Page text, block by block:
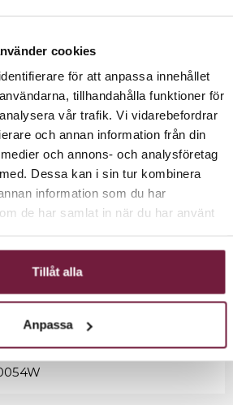
cookies
för att anpassa innehållet
tillhandahålla funktioner för
vår trafik. Vi vidarebefordrar
och annan information från din
och annons- och analysföretag
Dessa kan i sin tur kombinera
information som du har
de har samlat in när du har använt
Tillåt alla
Anpassa
LÄGG I VARUKORG
passat till vapozon FSA30W.
förekomma.
och leverans.